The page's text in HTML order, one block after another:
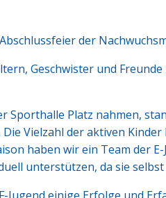
der
Geschwister und Freunde
Sporthalle Platz nahmen,
Vielzahl der aktiven
haben wir ein Team der
unterstützen, da sie